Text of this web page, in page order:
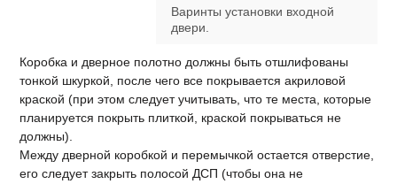
Варинты установки входной
двери.
Коробка и дверное полотно должны быть отшлифованы
тонкой шкуркой, после чего все покрывается акриловой
краской (при этом следует учитывать, что те места, которые
планируется покрыть плиткой, краской покрываться не
должны).
Между дверной коробкой и перемычкой остается отверстие,
его следует закрыть полосой ДСП (чтобы она не